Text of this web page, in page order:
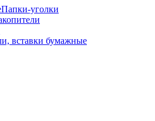
уголки
вставки бумажные